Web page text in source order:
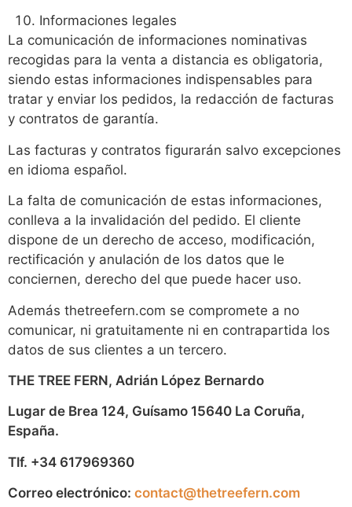
Informaciones legales
La comunicación de informaciones nominativas
recogidas para la venta a distancia es obligatoria,
siendo estas informaciones indispensables para
tratar y enviar los pedidos, la redacción de facturas
y contratos de garantía.
Las facturas y contratos figurarán salvo excepciones
en idioma español.
La falta de comunicación de estas informaciones,
conlleva a la invalidación del pedido. El cliente
dispone de un derecho de acceso, modificación,
rectificación y anulación de los datos que le
conciernen, derecho del que puede hacer uso.
Además thetreefern.com se compromete a no
comunicar, ni gratuitamente ni en contrapartida los
datos de sus clientes a un tercero.
THE TREE FERN, Adrián López Bernardo
Lugar de Brea 124, Guísamo 15640 La Coruña,
España.
Tlf. +34 617969360
Correo electrónico: contact@thetreefern.com